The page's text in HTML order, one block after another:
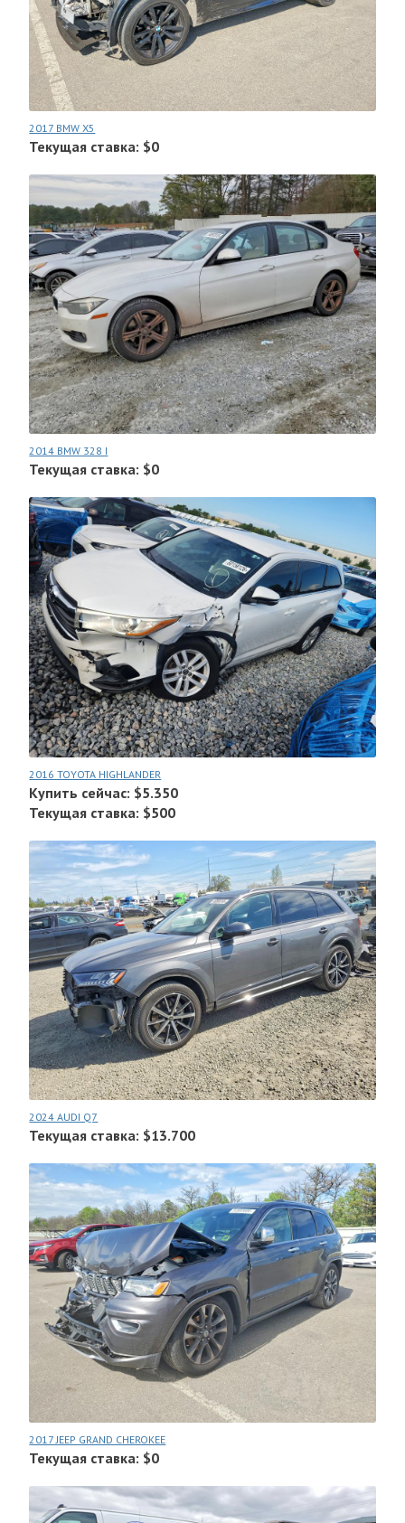
2017 BMW X5
Текущая ставка: $0
2014 BMW 328 I
Текущая ставка: $0
2016 TOYOTA HIGHLANDER
Купить сейчас: $5.350
Текущая ставка: $500
2024 AUDI Q7
Текущая ставка: $13.700
2017 JEEP GRAND CHEROKEE
Текущая ставка: $0